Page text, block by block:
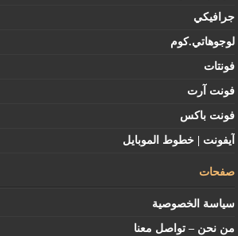
جرافيكي
لوجوهاتي.كوم
فونتات
فونت آرت
فونت باكس
آيفونت | خطوط الموبايل
صفحات
سياسة الخصوصية
من نحن – تواصل معنا